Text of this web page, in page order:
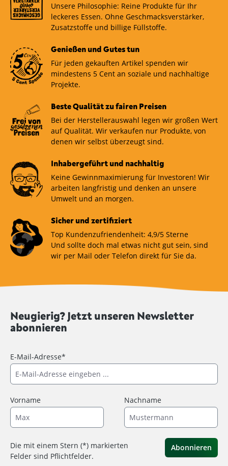
Unsere Philosophie: Reine Produkte für Ihr
leckeres Essen. Ohne Geschmacksverstärker,
Zusatzstoffe und billige Füllstoffe.
Genießen und Gutes tun
Für jeden gekauften Artikel spenden wir
mindestens 5 Cent an soziale und nachhaltige
Projekte.
Beste Qualität zu fairen Preisen
Bei der Herstellerauswahl legen wir großen Wert
auf Qualität. Wir verkaufen nur Produkte, von
denen wir selbst überzeugt sind.
Inhabergeführt und nachhaltig
Keine Gewinnmaximierung für Investoren! Wir
arbeiten langfristig und denken an unsere
Umwelt und an morgen.
Sicher und zertifiziert
Top Kundenzufriendenheit: 4,9/5 Sterne
Und sollte doch mal etwas nicht gut sein, sind
wir per Mail oder Telefon direkt für Sie da.
Neugierig? Jetzt unseren Newsletter
abonnieren
E-Mail-Adresse*
Vorname Nachname
Die mit einem Stern (*) markierten
Felder sind Pflichtfelder.
Abonnieren